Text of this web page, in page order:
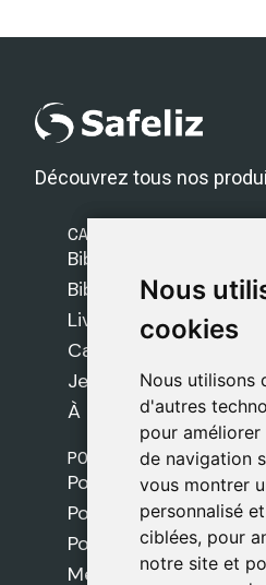
Nous
cookies
Nous utilisons
d'autres
pour
de navigation
vous montrer
personnalisé
ciblées, pour
notre site et
Nous
cookies
Nous utilisons
d'autres
pour
de navigation
vous montrer
personnalisé
ciblées, pour
notre site et
Découvrez tous nos
CATÉGORIES
Bibles Safeliz
Bibles
Livres
Cadeaux
Jeux
À propos de nous
POLITIQUES
Politique de livraison
Politique de cookies
Politique de
Mentions légales